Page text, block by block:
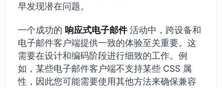
早发现潜在问题。
一个成功的 响应式电子邮件活动中，跨设备和
电子邮件客户端提供一致的体验至关重要。这
需要在设计和编码阶段进行细致的工作。例
如，某些电子邮件客户端不支持某些 CSS 属
性，因此您可能需要使用其他方法来确保兼容